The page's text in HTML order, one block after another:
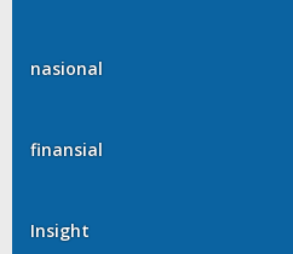
nasional
finansial
Insight